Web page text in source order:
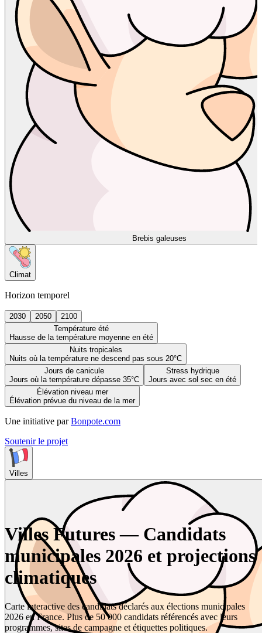
Brebis galeuses
Climat
Horizon temporel
2030 2050
2100
Température été
Hausse de la température moyenne en été
Nuits tropicales
Nuits où la température ne descend pas sous 20°C
Jours de canicule
Jours où la température dépasse 35°C
Stress hydrique
Jours avec sol sec en été
Élévation niveau mer
Élévation prévue du niveau de la mer
Une initiative par Bonpote.com
Soutenir le projet
Villes
Villes Futures — Candidats
municipales 2026 et projections
climatiques
Carte interactive des candidats déclarés aux élections municipales
2026 en France. Plus de 50 000 candidats référencés avec leurs
programmes, sites de campagne et étiquettes politiques.